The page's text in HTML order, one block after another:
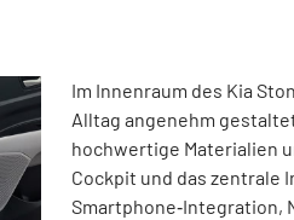
Im Innenraum des Kia
Alltag angenehm
hochwertige Materialien
Cockpit und das zentrale